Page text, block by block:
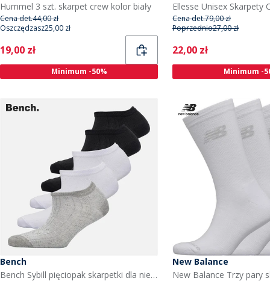
Hummel 3 szt. skarpet crew kolor biały
Cena det.44,00 zł
Oszczędzasz25,00 zł
Current
19,00 zł
Minimum -50%
Ellesse Unisex Skarpety
Cena det.79,00 zł
Poprzednio27,00 zł
Current
22,00 zł
Minimum -
Bench
Bench Sybill pięciopak skarpetki dla niej kolor Mixed
New Balance